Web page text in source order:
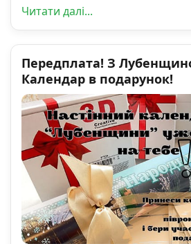
Читати далі...
Передплата! З
Календар в подарунок!